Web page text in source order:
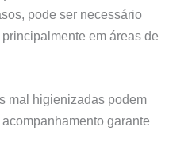
pode ser necessário
em áreas de
mal higienizadas podem
garante